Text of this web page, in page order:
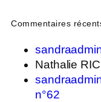
Commentaires
Nathalie
n°62